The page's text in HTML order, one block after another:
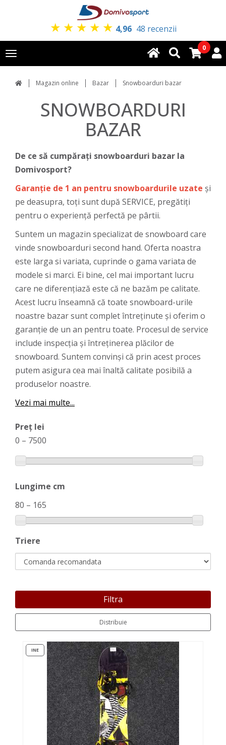
★ ★ ★ ★ ★ 4,96 48 recenzii
Toggle
navigation
0
Magazin online Bazar Snowboarduri bazar
SNOWBOARDURI
BAZAR
De ce să cumpărați snowboarduri bazar la
Domivosport?
Garanție de 1 an pentru snowboardurile uzate și
pe deasupra, toți sunt după SERVICE, pregătiți
pentru o experiență perfectă pe pârtii.
Suntem un magazin specializat de snowboard care
vinde snowboarduri second hand. Oferta noastra
este larga si variata, cuprinde o gama variata de
modele si marci. Ei bine, cel mai important lucru
care ne diferențiază este că ne bazăm pe calitate.
Acest lucru înseamnă că toate snowboard-urile
noastre bazar sunt complet întreținute și oferim o
garanție de un an pentru toate. Procesul de service
include inspecția și întreținerea plăcilor de
snowboard. Suntem convinși că prin acest proces
putem asigura cea mai înaltă calitate posibilă a
produselor noastre.
Vezi mai multe...
Preț lei
0 – 7500
Lungime cm
80 – 165
Triere
Filtra
Distribuie
INE